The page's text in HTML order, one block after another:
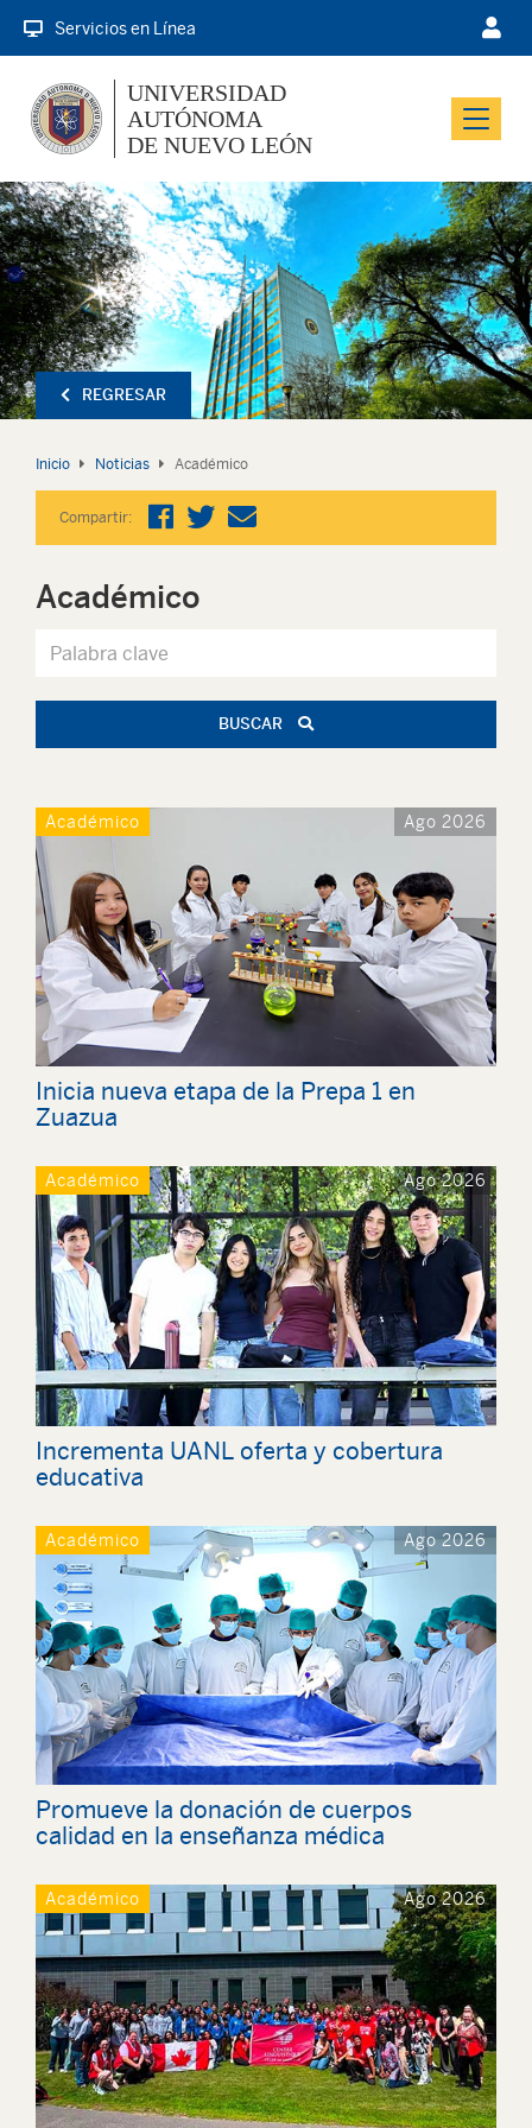
Servicios en Línea
Menu
UNIVERSIDAD
AUTÓNOMA
DE NUEVO LEÓN
REGRESAR
Inicio Noticias Académico
Compartir:
Académico
BUSCAR
Académico Ago 2026
Inicia nueva etapa de la Prepa 1 en
Zuazua
Académico Ago 2026
Incrementa UANL oferta y cobertura
educativa
Académico Ago 2026
Promueve la donación de cuerpos
calidad en la enseñanza médica
Académico Ago 2026